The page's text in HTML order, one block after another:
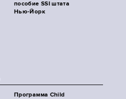
пособие SSI штата
Нью-Йорк
Программа Child